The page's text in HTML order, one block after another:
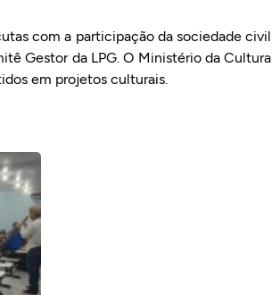
com a participação da sociedade civil
Gestor da LPG. O Ministério da Cultura
em projetos culturais.